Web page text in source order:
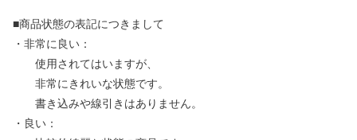
■商品状態の表記につきまして
・非常に良い：
使用されてはいますが、
非常にきれいな状態です。
書き込みや線引きはありません。
・良い：